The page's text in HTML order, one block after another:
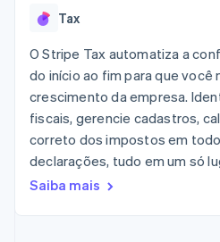
Checkout
Financial
Connections
Dados de
contas
vinculadas
Mais
Veja o que está chegando
e lazer
Seguros
Mídia e
Organizações
lucrativos
Setor público
aplicativos
Exemplos de
Blog de
Status da API
Seja um
Tax
O Stripe Tax automatiza a
do início ao fim para que você
crescimento da empresa.
fiscais, gerencie cadastros,
correto dos impostos em
declarações, tudo em um só
Saiba mais